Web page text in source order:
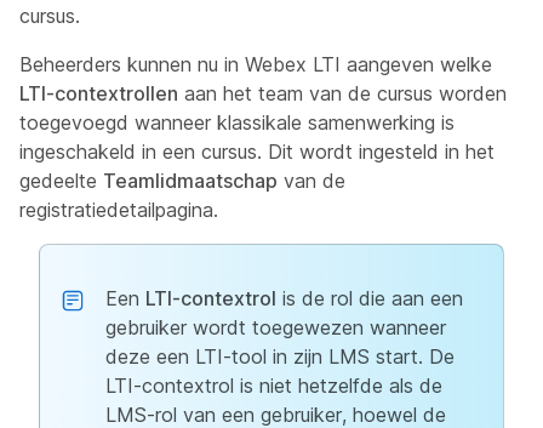
cursus.
Beheerders kunnen nu in Webex LTI aangeven welke
LTI-contextrollen aan het team van de cursus worden
toegevoegd wanneer klassikale samenwerking is
ingeschakeld in een cursus. Dit wordt ingesteld in het
gedeelte Teamlidmaatschap van de
registratiedetailpagina.
Een LTI-contextrol is de rol die aan een
gebruiker wordt toegewezen wanneer
deze een LTI-tool in zijn LMS start. De
LTI-contextrol is niet hetzelfde als de
LMS-rol van een gebruiker, hoewel de